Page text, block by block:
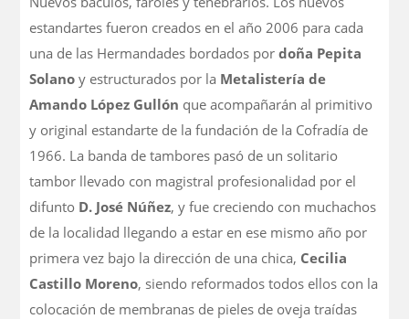
estandartes fueron creados en el año 2006 para cada
una de las Hermandades bordados pordoña Pepita
Solano y estructurados por la Metalistería de
Amando López Gullón que acompañarán al primitivo
y original estandarte de la fundación de la Cofradía de
1966. La banda de tambores pasó de un solitario
tambor llevado con magistral profesionalidad por el
difunto D. José Núñez, y fue creciendo con muchachos
de la localidad llegando a estar en ese mismo año por
primera vez bajo la dirección de una chica, Cecilia
Castillo Moreno, siendo reformados todos ellos con la
colocación de membranas de pieles de oveja traídas